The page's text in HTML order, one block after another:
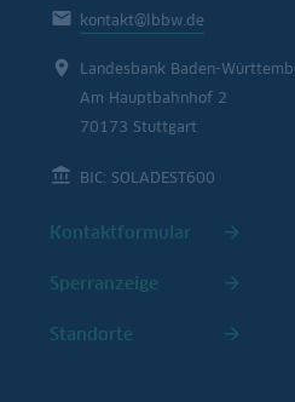
kontakt@lbbw.de
Landesbank Baden-
Am Hauptbahnhof 2
70173 Stuttgart
BIC: SOLADEST600
Kontaktformular
Sperranzeige
Standorte